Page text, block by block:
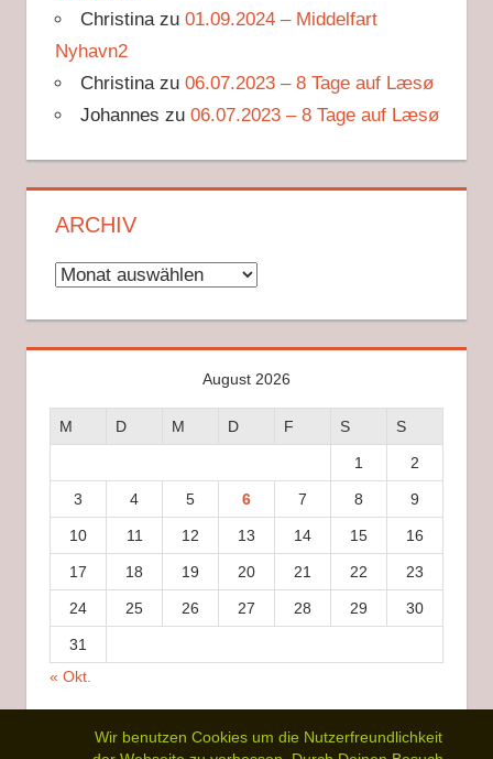
Wir benutzen Cookies um die Nutzerfreundlichkeit
Christinazu 01.09.2024 – Middelfart
Nyhavn2
Christinazu 06.07.2023 – 8 Tage auf Læsø
Johannes zu 06.07.2023 – 8 Tage auf Læsø
ARCHIV
Archiv
August 2026
M D M D F S S
1 2
3 4 5 6 7 8 9
10 11 12 13 14 15 16
17 18 19 20 21 22 23
24 25 26 27 28 29 30
31
« Okt.